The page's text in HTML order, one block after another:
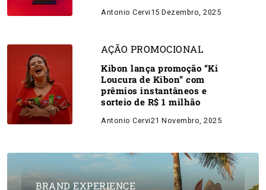
Antonio Cervi 15 Dezembro, 2025
AÇÃO PROMOCIONAL
Kibon lança promoção “Ki
Loucura de Kibon” com
prêmios instantâneos e
sorteio de R$ 1 milhão
Antonio Cervi21 Novembro, 2025
BRAND EXPERIENCE